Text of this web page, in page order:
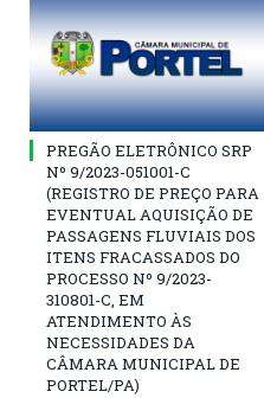
PREGÃO ELETRÔNICO SRP
Nº 9/2023-051001-C
(REGISTRO DE PREÇO PARA
EVENTUAL AQUISIÇÃO DE
PASSAGENS FLUVIAIS DOS
ITENS FRACASSADOS DO
PROCESSO Nº 9/2023-
310801-C, EM
ATENDIMENTO ÀS
NECESSIDADES DA
CÂMARA MUNICIPAL DE
PORTEL/PA)